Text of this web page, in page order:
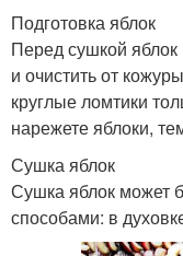
Подготовка яблок
Перед сушкой
и очистить от
круглые ломтики
нарежете яблоки,
Сушка яблок
Сушка яблок может
способами: в